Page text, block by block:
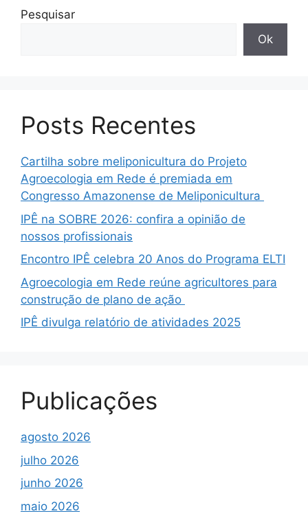
Pesquisar
Ok
Posts Recentes
Cartilha sobre meliponicultura do Projeto
Agroecologia em Rede é premiada em
Congresso Amazonense de Meliponicultura
IPÊ na SOBRE 2026: confira a opinião de
nossos profissionais
Encontro IPÊ celebra 20 Anos do Programa ELTI
Agroecologia em Rede reúne agricultores para
construção de plano de ação
IPÊ divulga relatório de atividades 2025
Publicações
agosto 2026
julho 2026
junho 2026
maio 2026